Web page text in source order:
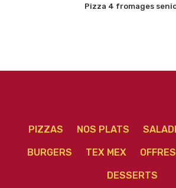
Pizza 4 fromages
PIZZAS NOS PLATS
BURGERS TEX MEX OFFRES
DESSERTS